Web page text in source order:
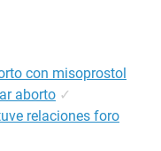
con misoprostol
aborto ✓
relaciones foro